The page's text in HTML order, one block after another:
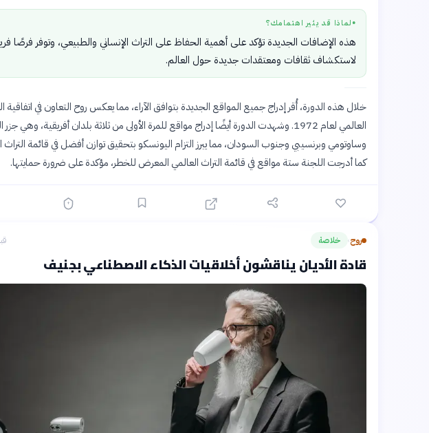
● لماذا قد يثير اهتمامك؟
هذه الإضافات الجديدة تؤكد على أهمية الحفاظ على التراث الإنساني والطبيعي، وتوفر فرصًا
لاستكشاف ثقافات ومعتقدات جديدة حول العالم.
خلال هذه الدورة، أُقر إدراج جميع المواقع الجديدة بتوافق الآراء، مما يعكس روح التعاون في اتفاقية
العالمي لعام 1972. وشهدت الدورة أيضًا إدراج مواقع للمرة الأولى من ثلاثة بلدان أفريقية، وهي جزر
وساوتومي وبرنسيبي وجنوب السودان، مما يبرز التزام اليونسكو بتحقيق توازن أفضل في قائمة التراث
كما أدرجت اللجنة ستة مواقع في قائمة التراث العالمي المعرض للخطر، مؤكدة على ضرورة حمايتها.
روح› خلاصة قبل
قادة الأديان يناقشون أخلاقيات الذكاء الاصطناعي بجنيف